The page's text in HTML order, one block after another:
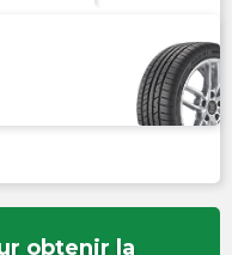
obtenir la